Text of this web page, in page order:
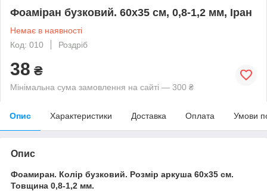
Фоаміран бузковий. 60x35 см, 0,8-1,2 мм, Іран
Немає в наявності
Код: 010
Роздріб
38 ₴
Мінімальна сума замовлення на сайті — 300 ₴
Опис Характеристики Доставка Оплата Умови
Опис
Фоамиран. Колір бузковий. Розмір аркуша 60х35 см.
Товщина 0,8-1,2 мм.